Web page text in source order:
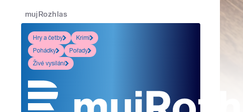
mujRozhlas
Hry a četby
Krimi
Pohádky
Pořady
Živé vysílání